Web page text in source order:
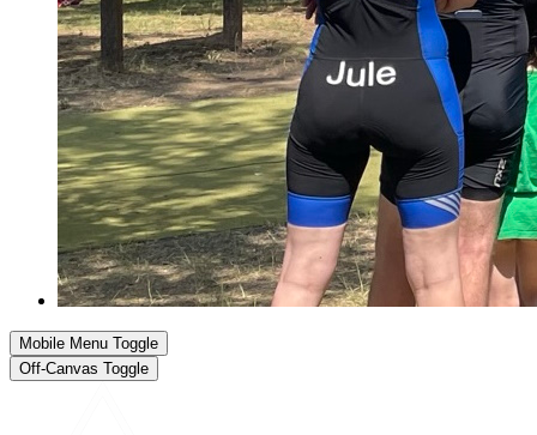
Mobile Menu Toggle
Off-Canvas Toggle